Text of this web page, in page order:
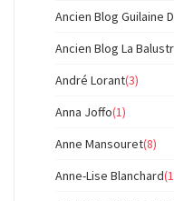
Ancien Blog Guilaine
Ancien Blog La
André Lorant(3)
Anna Joffo(1)
Anne Mansouret(8)
Anne-Lise Blanchard